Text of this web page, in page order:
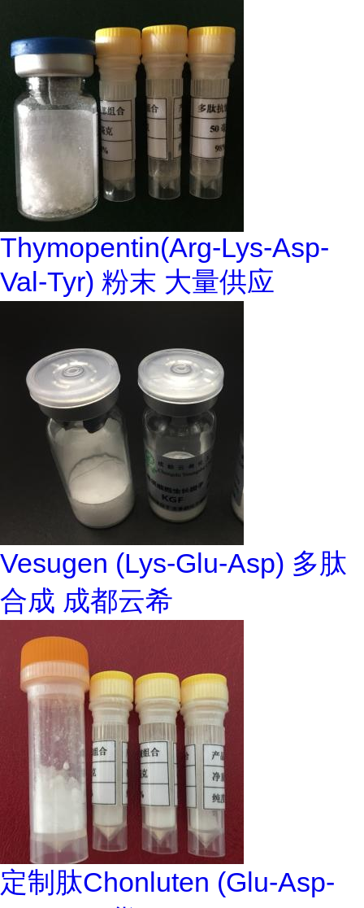
Thymopentin(Arg-Lys-Asp-
Val-Tyr) 粉末 大量供应
Vesugen (Lys-Glu-Asp) 多肽
合成 成都云希
定制肽Chonluten (Glu-Asp-